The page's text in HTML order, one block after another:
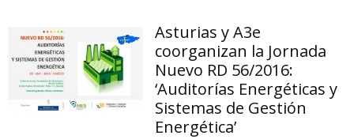
Asturias y A3e
coorganizan la Jornada
Nuevo RD 56/2016:
‘Auditorías Energéticas y
Sistemas de Gestión
Energética’